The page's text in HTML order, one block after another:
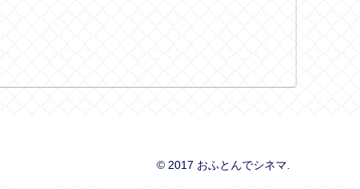
© 2017 おふとんでシネマ.